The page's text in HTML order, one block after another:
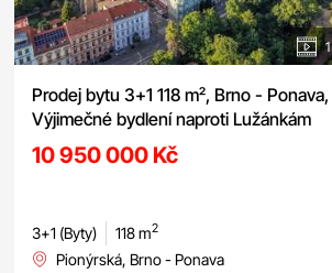
1
Prodej bytu 3+1 118 m², Brno - Ponava,
Výjimečné bydlení naproti Lužánkám
10 950 000 Kč
3+1 (Byty) 118 m2
Pionýrská, Brno - Ponava